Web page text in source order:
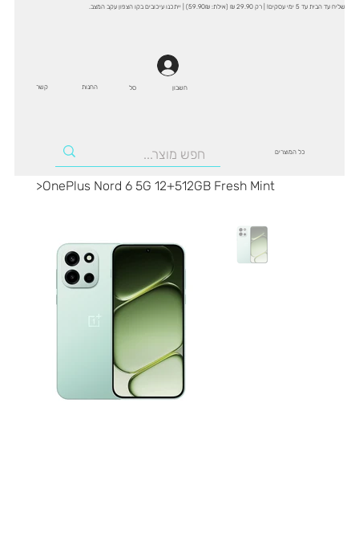
שליח עד הבית עד 5 ימי עסקים! | רק 29.90 ₪ (אילת: 59.90₪) | ייתכנו עיכובים בקו הצפון עקב המצב.
חשבון סל קשר החנות
כל המוצרים
>OnePlus Nord 6 5G 12+512GB Fresh Mint